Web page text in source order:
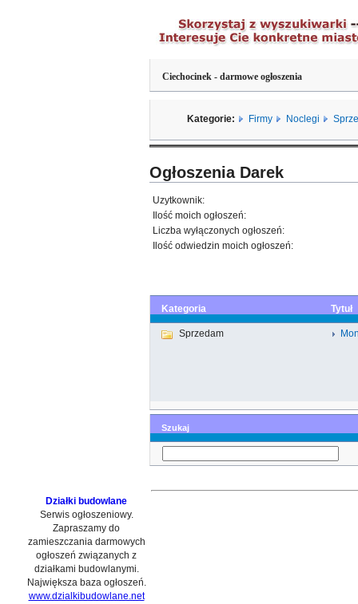
Działki budowlane
Serwis ogłoszeniowy.
Zapraszamy do
zamieszczania darmowych
ogłoszeń związanych z
działkami budowlanymi.
Największa baza ogłoszeń.
www.dzialkibudowlane.net
Ciechocinek - darmowe ogłoszenia
Kategorie: Firmy Noclegi
Ogłoszenia Darek
Uzytkownik:
Ilość moich ogłoszeń:
Liczba wyłączonych ogłoszeń:
Ilość odwiedzin moich ogłoszeń:
Kategoria Tytuł
Sprzedam
Szukaj